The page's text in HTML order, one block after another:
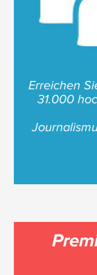
Erreichen
31.000